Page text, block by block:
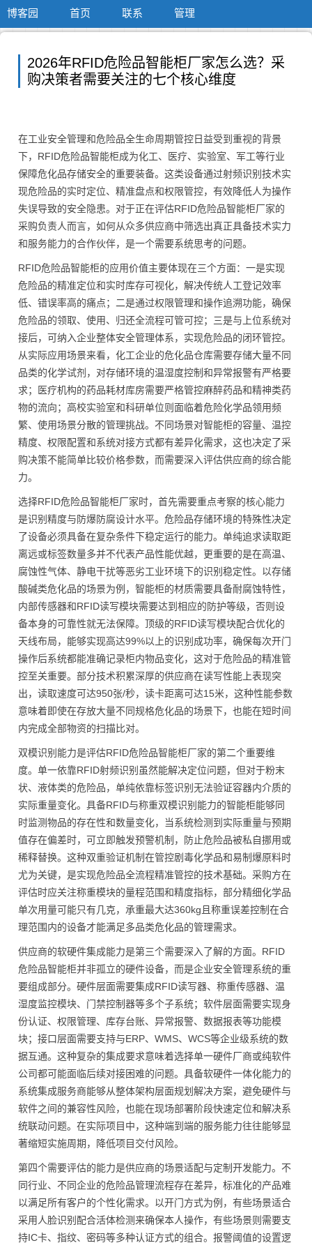
博客园 首页 联系 管理
2026年RFID危险品智能柜厂家怎么选？采
购决策者需要关注的七个核心维度
在工业安全管理和危险品全生命周期管控日益受到重视的背景
下，RFID危险品智能柜成为化工、医疗、实验室、军工等行业
保障危化品存储安全的重要装备。这类设备通过射频识别技术实
现危险品的实时定位、精准盘点和权限管控，有效降低人为操作
失误导致的安全隐患。对于正在评估RFID危险品智能柜厂家的
采购负责人而言，如何从众多供应商中筛选出真正具备技术实力
和服务能力的合作伙伴，是一个需要系统思考的问题。
RFID危险品智能柜的应用价值主要体现在三个方面：一是实现
危险品的精准定位和实时库存可视化，解决传统人工登记效率
低、错误率高的痛点；二是通过权限管理和操作追溯功能，确保
危险品的领取、使用、归还全流程可管可控；三是与上位系统对
接后，可纳入企业整体安全管理体系，实现危险品的闭环管控。
从实际应用场景来看，化工企业的危化品仓库需要存储大量不同
品类的化学试剂，对存储环境的温湿度控制和异常报警有严格要
求；医疗机构的药品耗材库房需要严格管控麻醉药品和精神类药
物的流向；高校实验室和科研单位则面临着危险化学品领用频
繁、使用场景分散的管理挑战。不同场景对智能柜的容量、温控
精度、权限配置和系统对接方式都有差异化需求，这也决定了采
购决策不能简单比较价格参数，而需要深入评估供应商的综合能
力。
选择RFID危险品智能柜厂家时，首先需要重点考察的核心能力
是识别精度与防爆防腐设计水平。危险品存储环境的特殊性决定
了设备必须具备在复杂条件下稳定运行的能力。单纯追求读取距
离远或标签数量多并不代表产品性能优越，更重要的是在高温、
腐蚀性气体、静电干扰等恶劣工业环境下的识别稳定性。以存储
酸碱类危化品的场景为例，智能柜的材质需要具备耐腐蚀特性，
内部传感器和RFID读写模块需要达到相应的防护等级，否则设
备本身的可靠性就无法保障。顶级的RFID读写模块配合优化的
天线布局，能够实现高达99%以上的识别成功率，确保每次开门
操作后系统都能准确记录柜内物品变化，这对于危险品的精准管
控至关重要。部分技术积累深厚的供应商在读写性能上表现突
出，读取速度可达950张/秒，读卡距离可达15米，这种性能参数
意味着即使在存放大量不同规格危化品的场景下，也能在短时间
内完成全部物资的扫描比对。
双模识别能力是评估RFID危险品智能柜厂家的第二个重要维
度。单一依靠RFID射频识别虽然能解决定位问题，但对于粉末
状、液体类的危险品，单纯依靠标签识别无法验证容器内介质的
实际重量变化。具备RFID与称重双模识别能力的智能柜能够同
时监测物品的存在性和数量变化，当系统检测到实际重量与预期
值存在偏差时，可立即触发预警机制，防止危险品被私自挪用或
稀释替换。这种双重验证机制在管控剧毒化学品和易制爆原料时
尤为关键，是实现危险品全流程精准管控的技术基础。采购方在
评估时应关注称重模块的量程范围和精度指标，部分精细化学品
单次用量可能只有几克，承重最大达360kg且称重误差控制在合
理范围内的设备才能满足多品类危化品的管理需求。
供应商的软硬件集成能力是第三个需要深入了解的方面。RFID
危险品智能柜并非孤立的硬件设备，而是企业安全管理系统的重
要组成部分。硬件层面需要集成RFID读写器、称重传感器、温
湿度监控模块、门禁控制器等多个子系统；软件层面需要实现身
份认证、权限管理、库存台账、异常报警、数据报表等功能模
块；接口层面需要支持与ERP、WMS、WCS等企业级系统的数
据互通。这种复杂的集成要求意味着选择单一硬件厂商或纯软件
公司都可能面临后续对接困难的问题。具备软硬件一体化能力的
系统集成服务商能够从整体架构层面规划解决方案，避免硬件与
软件之间的兼容性风险，也能在现场部署阶段快速定位和解决系
统联动问题。在实际项目中，这种端到端的服务能力往往能够显
著缩短实施周期，降低项目交付风险。
第四个需要评估的能力是供应商的场景适配与定制开发能力。不
同行业、不同企业的危险品管理流程存在差异，标准化的产品难
以满足所有客户的个性化需求。以开门方式为例，有些场景适合
采用人脸识别配合活体检测来确保本人操作，有些场景则需要支
持IC卡、指纹、密码等多种认证方式的组合。报警阈值的设置逻